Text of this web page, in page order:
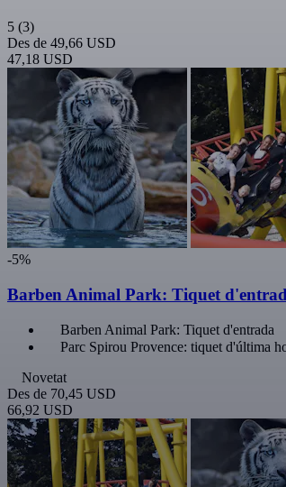
5 (3)
Des de 49,66 USD
47,18 USD
-5%
Barben Animal Park: Tiquet
Barben Animal Park: Tiquet d'entrada
Parc Spirou Provence: tiquet d'última
Novetat
Des de 70,45 USD
66,92 USD